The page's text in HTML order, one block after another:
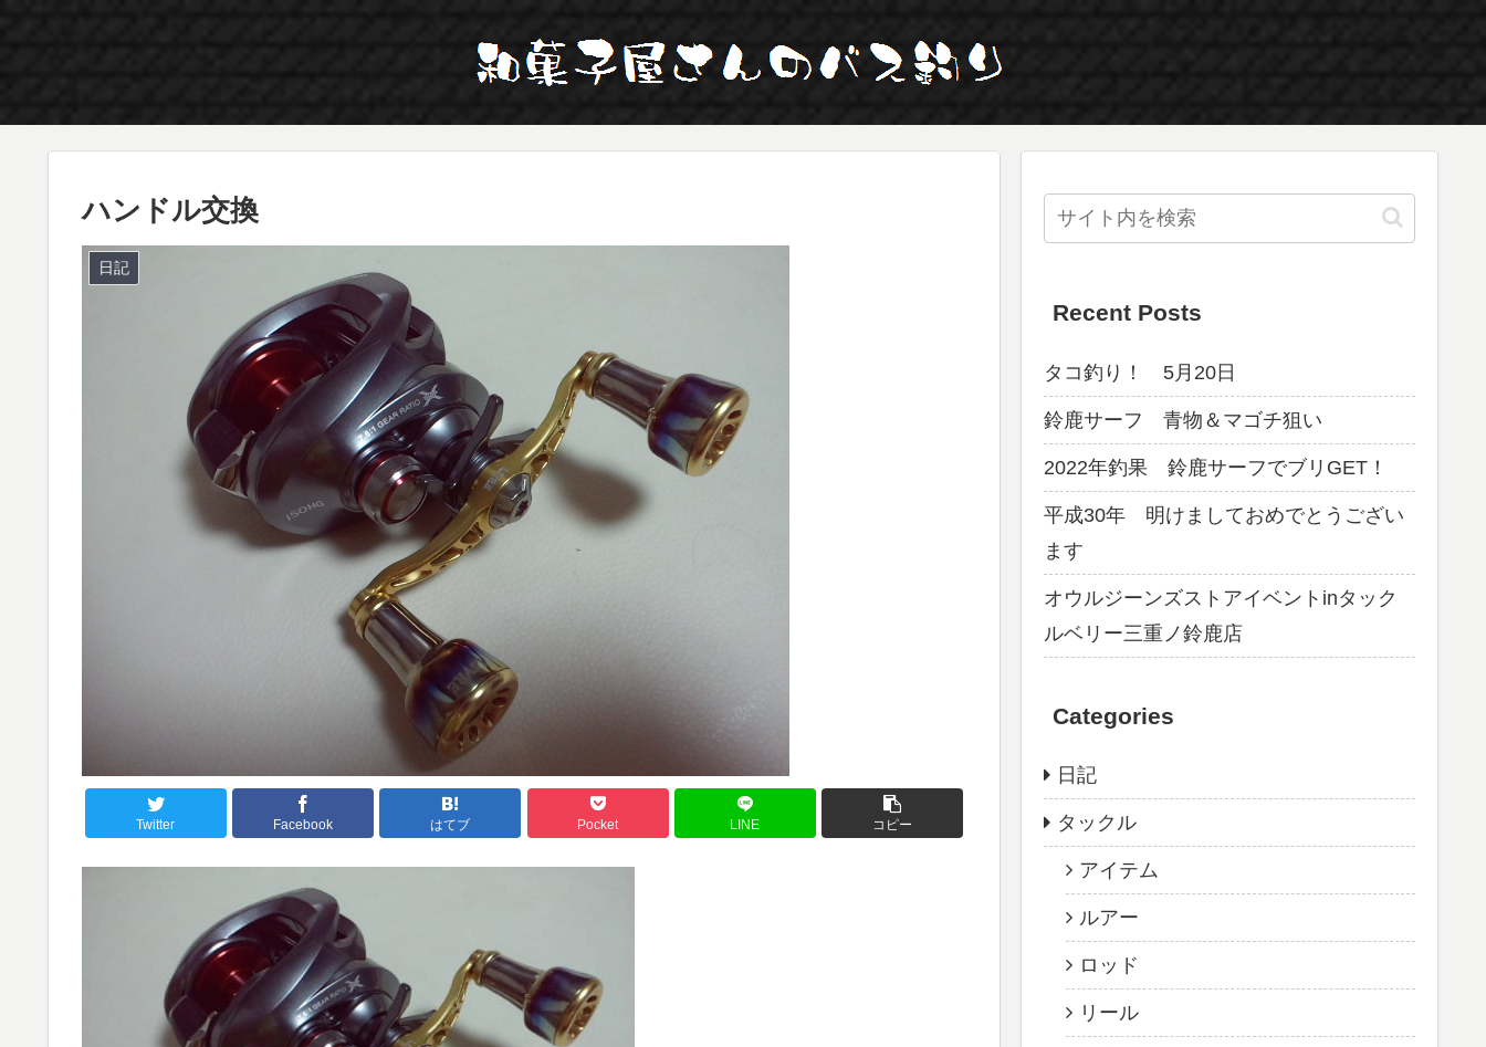
ハンドル交換
日記
Twitter Facebook はてブ Pocket LINE コピー
Recent Posts
タコ釣り！ 5月20日
鈴鹿サーフ 青物＆マゴチ狙い
2022年釣果 鈴鹿サーフでブリGET！
平成30年 明けましておめでとうござい
ます
オウルジーンズストアイベントinタック
ルベリー三重ノ鈴鹿店
Categories
日記
タックル
アイテム
ルアー
ロッド
リール